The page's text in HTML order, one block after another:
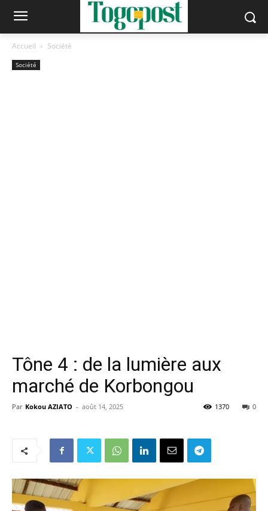
Accueil Société
Société
Tône 4 : de la lumière aux
marché de Korbongou
Par Kokou AZIATO - août 14, 2025 0
1370